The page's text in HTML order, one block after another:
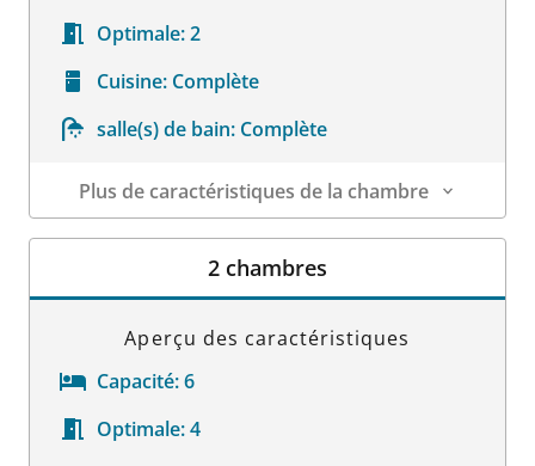
Optimale:2
Cuisine: Complète
salle(s) de bain: Complète
Plus de caractéristiques de la chambre
Détails sur la chambre
2 chambres
Aperçu des caractéristiques
Capacité:6
Optimale:4